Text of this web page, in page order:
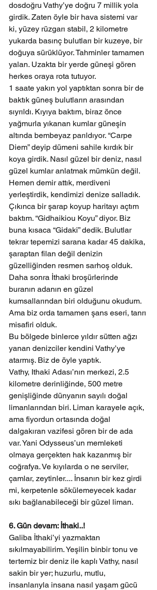
dosdoğru Vathy’ye doğru 7 millik yola
girdik. Zaten öyle bir hava sistemi var
ki, yüzey rüzgarı stabil, 2 kilometre
yukarda basınç bulutları bir kuzeye, bir
doğuya sürüklüyor. Tahminler tamamen
yalan. Uzakta bir yerde güneşi gören
herkes oraya rota tutuyor.
1 saate yakın yol yaptıktan sonra bir de
baktık güneş bulutların arasından
sıyrıldı. Kıyıya baktım, biraz önce
yağmurla yıkanan kumlar güneşin
altında bembeyaz parıldıyor. “Carpe
Diem” deyip dümeni sahile kırdık bir
koya girdik. Nasıl güzel bir deniz, nasıl
güzel kumlar anlatmak mümkün değil.
Hemen demir attık, merdiveni
yerleştirdik, kendimizi denize salladık.
Çıkınca bir şarap koyup haritayı açtım
baktım. “Gidhaikiou Koyu” diyor. Biz
buna kısaca “Gidaki” dedik. Bulutlar
tekrar tepemizi sarana kadar 45 dakika,
şaraptan filan değil denizin
güzelliğinden resmen sarhoş olduk.
Daha sonra İthaki broşürlerinde
buranın adanın en güzel
kumsallarından biri olduğunu okudum.
Ama biz orda tamamen şans eseri, tanrı
misafiri olduk.
Bu bölgede binlerce yıldır sütten ağzı
yanan denizciler kendini Vathy’ye
atarmış. Biz de öyle yaptık.
Vathy, Ithaki Adası’nın merkezi, 2.5
kilometre derinliğinde, 500 metre
genişliğinde dünyanın sayılı doğal
limanlarından biri. Liman karayele açık,
ama fiyordun ortasında doğal
dalgakıran vazifesi gören bir de ada
var. Yani Odysseus’un memleketi
olmaya gerçekten hak kazanmış bir
coğrafya. Ve kıyılarda o ne serviler,
çamlar, zeytinler.... İnsanın bir kez girdi
mi, kerpetenle sökülemeyecek kadar
sıkı bağlanabileceği bir güzel liman.
6. Gün devam: İthaki..!
Galiba İthaki’yi yazmaktan
sıkılmayabilirim. Yeşilin binbir tonu ve
tertemiz bir deniz ile kaplı Vathy, nasıl
sakin bir yer; huzurlu, mutlu,
insanlarıyla insana nasıl yaşam gücü